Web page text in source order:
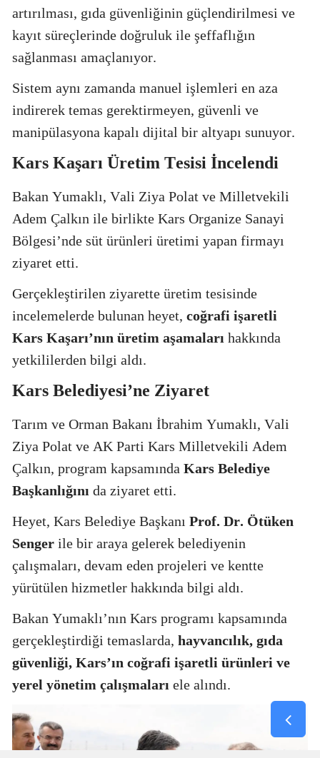
artırılması, gıda güvenliğinin güçlendirilmesi ve
kayıt süreçlerinde doğruluk ile şeffaflığın
sağlanması amaçlanıyor.
Sistem aynı zamanda manuel işlemleri en aza
indirerek temas gerektirmeyen, güvenli ve
manipülasyona kapalı dijital bir altyapı sunuyor.
Kars Kaşarı Üretim Tesisi İncelendi
Bakan Yumaklı, Vali Ziya Polat ve Milletvekili
Adem Çalkın ile birlikte Kars Organize Sanayi
Bölgesi’nde süt ürünleri üretimi yapan firmayı
ziyaret etti.
Gerçekleştirilen ziyarette üretim tesisinde
incelemelerde bulunan heyet, coğrafi işaretli
Kars Kaşarı’nın üretim aşamaları hakkında
yetkililerden bilgi aldı.
Kars Belediyesi’ne Ziyaret
Tarım ve Orman Bakanı İbrahim Yumaklı, Vali
Ziya Polat ve AK Parti Kars Milletvekili Adem
Çalkın, program kapsamında Kars Belediye
Başkanlığını da ziyaret etti.
Heyet, Kars Belediye Başkanı Prof. Dr. Ötüken
Senger ile bir araya gelerek belediyenin
çalışmaları, devam eden projeleri ve kentte
yürütülen hizmetler hakkında bilgi aldı.
Bakan Yumaklı’nın Kars programı kapsamında
gerçekleştirdiği temaslarda, hayvancılık, gıda
güvenliği, Kars’ın coğrafi işaretli ürünleri ve
yerel yönetim çalışmaları ele alındı.